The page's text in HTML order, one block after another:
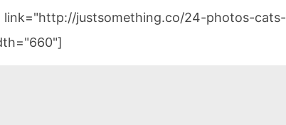
justsomething.co/24-photos-cats-